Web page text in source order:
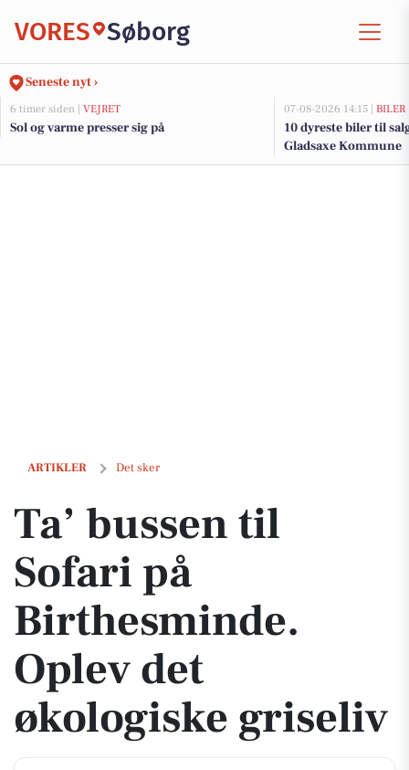
VORES Søborg
Seneste nyt ›
6 timer siden | VEJRET
Sol og varme presser sig på
07-08-2026 14:15 | BILER
10 dyreste biler til
Gladsaxe Kommune
ARTIKLER Det sker
Ta’ bussen til Sofari på Birthesminde. Oplev det økologiske griseliv
Ta’ bussen til
Sofari på
Birthesminde.
Oplev det
økologiske griseliv